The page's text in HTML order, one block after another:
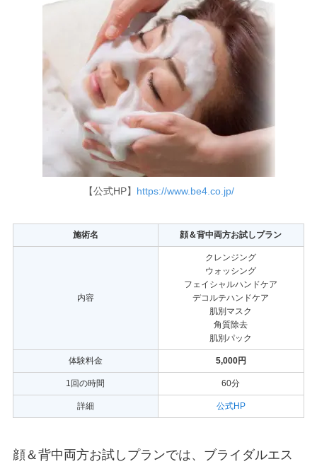
【公式HP】 https://www.be4.co.jp/
施術名 顔＆背中両方お試しプラン
内容
クレンジング
ウォッシング
フェイシャルハンドケア
デコルテハンドケア
肌別マスク
角質除去
肌別パック
体験料金 5,000円
1回の時間 60分
詳細 公式HP
顔＆背中両方お試しプランでは、ブライダルエス